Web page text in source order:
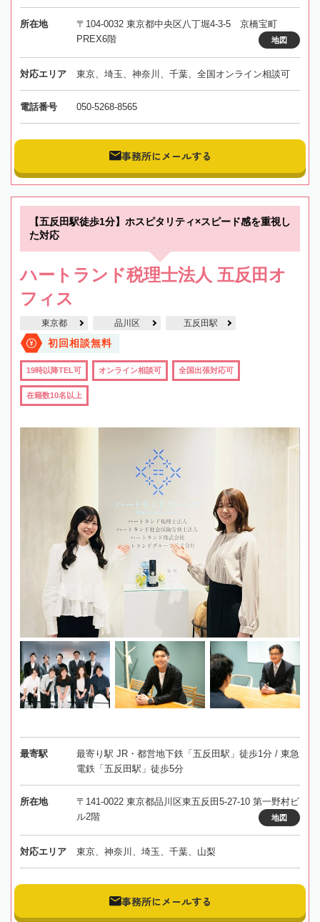
所在地
〒104-0032 東京都中央区八丁堀4-3-5 京橋宝町
PREX6階
地図
対応エリア 東京、埼玉、神奈川、千葉、全国オンライン相談可
電話番号 050-5268-8565
事務所にメールする
【五反田駅徒歩1分】ホスピタリティ×スピード感を重視し
た対応
ハートランド税理士法人 五反田オ
フィス
東京都 品川区 五反田駅
初回相談無料
19時以降TEL可 オンライン相談可 全国出張対応可
在籍数10名以上
最寄駅
最寄り駅 JR・都営地下鉄「五反田駅」徒歩1分 / 東急
電鉄「五反田駅」徒歩5分
所在地
〒141-0022 東京都品川区東五反田5-27-10 第一野村ビ
ル2階
地図
対応エリア 東京、神奈川、埼玉、千葉、山梨
事務所にメールする